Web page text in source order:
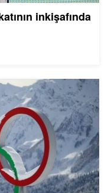
inkişafında